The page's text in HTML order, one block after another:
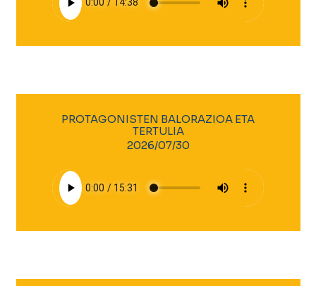
PROTAGONISTEN BALORAZIOA ETA
TERTULIA
2026/07/30